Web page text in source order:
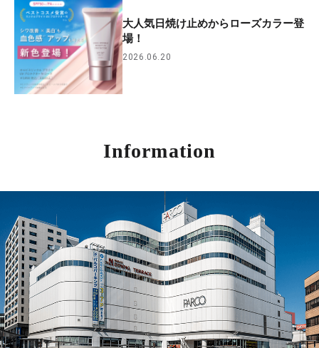
大人気日焼け止めからローズカラー登
場！
2026.06.20
Information